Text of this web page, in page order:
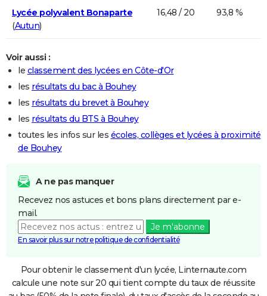
Lycée polyvalent Bonaparte
(Autun)
16,48 / 20 93,8 %
Voir aussi :
le classement des lycées en Côte-d'Or
les résultats du bac à Bouhey
les résultats du brevet à Bouhey
les résultats du BTS à Bouhey
toutes les infos sur les écoles, collèges et lycées à proximité
de Bouhey
A ne pas manquer
Recevez nos astuces et bons plans directement par e-
mail.
Je m'abonne
En savoir plus sur notre politique de confidentialité
Pour obtenir le classement d'un lycée, Linternaute.com
calcule une note sur 20 qui tient compte du taux de réussite